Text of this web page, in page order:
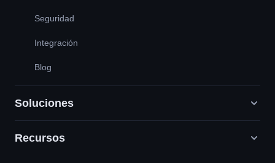
Seguridad
Integración
Blog
Soluciones
Agencias de marketing digital
Recursos